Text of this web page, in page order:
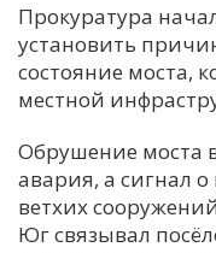
Прокуратура
установить
состояние моста,
местной
Обрушение моста
авария, а сигнал
ветхих
Юг связывал